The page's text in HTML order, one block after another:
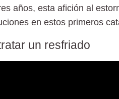
años, esta afición al
en estos primeros
un resfriado